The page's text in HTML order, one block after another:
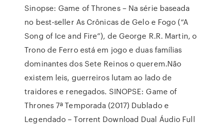
Sinopse: Game of Thrones – Na série baseada
no best-seller As Crônicas de Gelo e Fogo (“A
Song of Ice and Fire”), de George R.R. Martin, o
Trono de Ferro está em jogo e duas famílias
dominantes dos Sete Reinos o querem.Não
existem leis, guerreiros lutam ao lado de
traidores e renegados. SINOPSE: Game of
Thrones 7ª Temporada (2017) Dublado e
Legendado – Torrent Download Dual Áudio Full